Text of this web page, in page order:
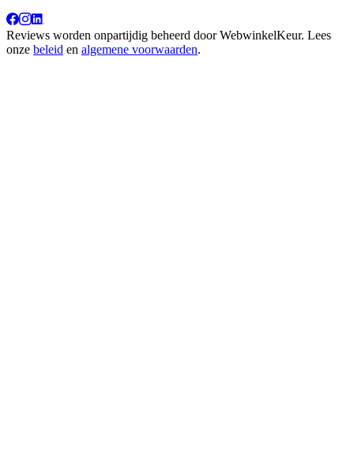
Reviews worden onpartijdig beheerd doorWebwinkelKeur. Lees
onze beleid en algemene voorwaarden.